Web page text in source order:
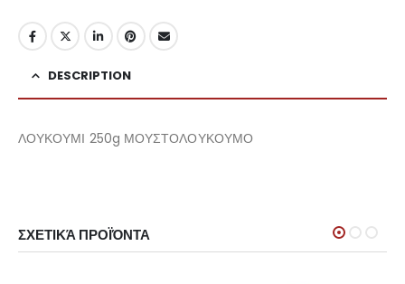
DESCRIPTION
ΛΟΥΚΟΥΜΙ 250g ΜΟΥΣΤΟΛΟΥΚΟΥΜΟ
ΣΧΕΤΙΚΆ ΠΡΟΪΌΝΤΑ